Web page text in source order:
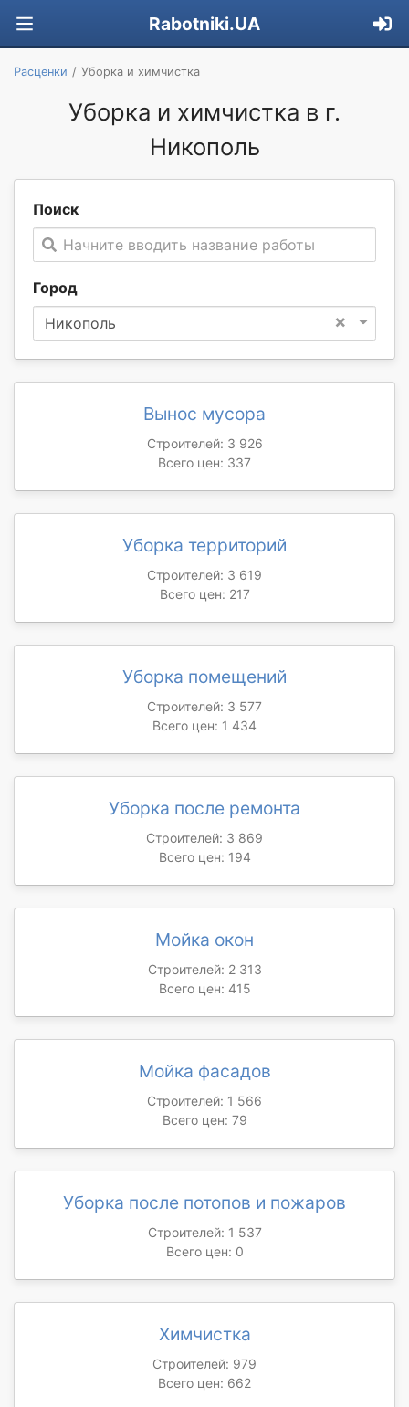
Rabotniki.UA
Расценки Уборка и химчистка
Уборка и химчистка в г.
Никополь
Поиск
Начните вводить название работы
Город
×
Никополь
Вынос мусора
Строителей: 3 926
Всего цен: 337
Уборка территорий
Строителей: 3 619
Всего цен: 217
Уборка помещений
Строителей: 3 577
Всего цен: 1 434
Уборка после ремонта
Строителей: 3 869
Всего цен: 194
Мойка окон
Строителей: 2 313
Всего цен: 415
Мойка фасадов
Строителей: 1 566
Всего цен: 79
Уборка после потопов и пожаров
Строителей: 1 537
Всего цен: 0
Химчистка
Строителей: 979
Всего цен: 662